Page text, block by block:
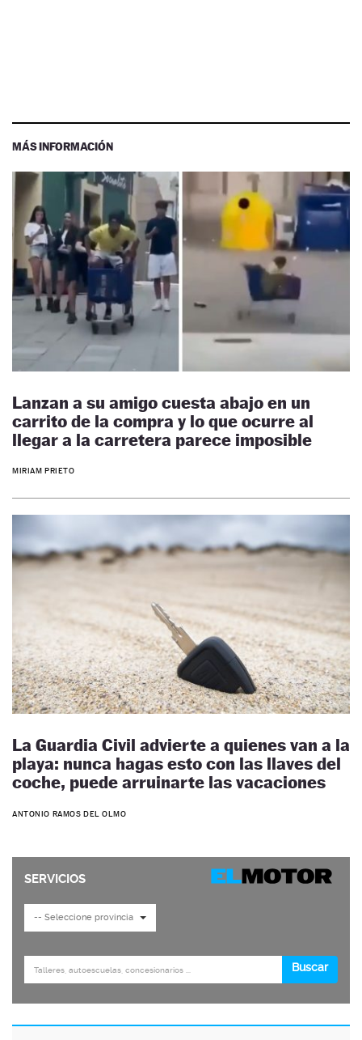
MÁS INFORMACIÓN
Lanzan a su amigo cuesta abajo en un
carrito de la compra y lo que ocurre al
llegar a la carretera parece imposible
MIRIAM PRIETO
La Guardia Civil advierte a quienes van a la
playa: nunca hagas esto con las llaves del
coche, puede arruinarte las vacaciones
ANTONIO RAMOS DEL OLMO